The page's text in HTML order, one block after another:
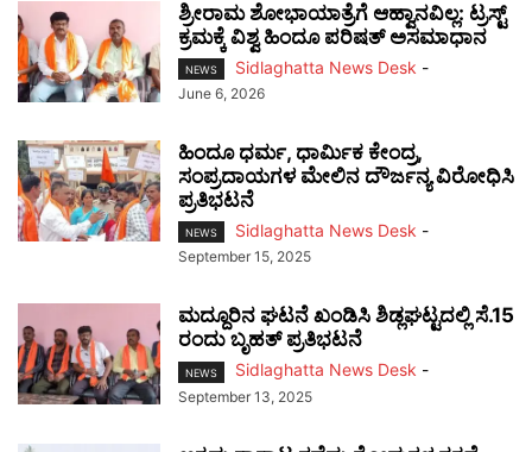
ಶ್ರೀರಾಮ ಶೋಭಾಯಾತ್ರೆಗೆ ಆಹ್ವಾನವಿಲ್ಲ: ಟ್ರಸ್ಟ್
ಕ್ರಮಕ್ಕೆ ವಿಶ್ವ ಹಿಂದೂ ಪರಿಷತ್ ಅಸಮಾಧಾನ
NEWS Sidlaghatta News Desk -
June 6, 2026
ಹಿಂದೂ ಧರ್ಮ, ಧಾರ್ಮಿಕ ಕೇಂದ್ರ,
ಸಂಪ್ರದಾಯಗಳ ಮೇಲಿನ ದೌರ್ಜನ್ಯ ವಿರೋಧಿಸಿ
ಪ್ರತಿಭಟನೆ
NEWS Sidlaghatta News Desk -
September 15, 2025
ಮದ್ದೂರಿನ ಘಟನೆ ಖಂಡಿಸಿ ಶಿಡ್ಲಘಟ್ಟದಲ್ಲಿ ಸೆ.15
ರಂದು ಬೃಹತ್ ಪ್ರತಿಭಟನೆ
NEWS Sidlaghatta News Desk -
September 13, 2025